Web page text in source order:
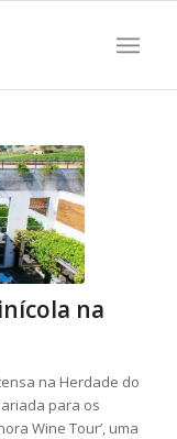
na
na Herdade do
para os
Wine Tour’, uma